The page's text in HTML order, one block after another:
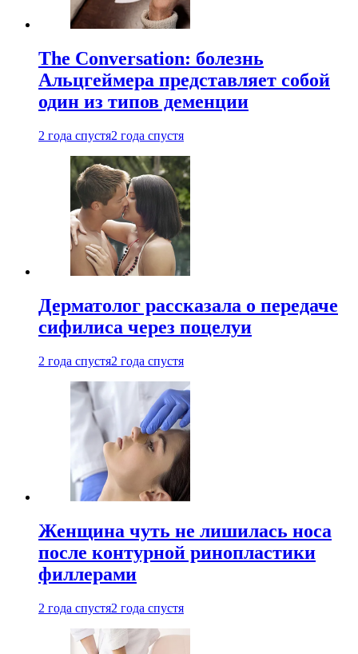
The Conversation: болезнь
Альцгеймера представляет собой
один из типов деменции
2 года спустя2 года спустя
Дерматолог рассказала о передаче
сифилиса через поцелуи
2 года спустя2 года спустя
Женщина чуть не лишилась носа
после контурной ринопластики
филлерами
2 года спустя2 года спустя